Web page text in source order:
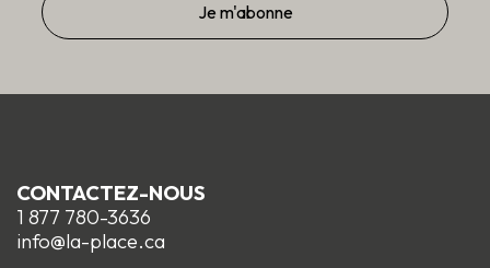
CONTACTEZ-NOUS
1 877 780-3636
info@la-place.ca